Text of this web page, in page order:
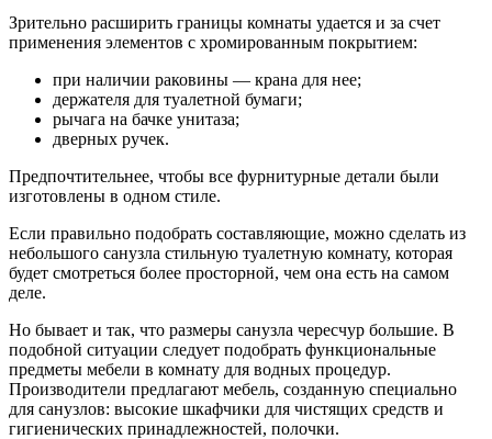
Зрительно расширить границы комнаты удается и за счет
применения элементов с хромированным покрытием:
при наличии раковины — крана для нее;
держателя для туалетной бумаги;
рычага на бачке унитаза;
дверных ручек.
Предпочтительнее, чтобы все фурнитурные детали были
изготовлены в одном стиле.
Если правильно подобрать составляющие, можно сделать из
небольшого санузла стильную туалетную комнату, которая
будет смотреться более просторной, чем она есть на самом
деле.
Но бывает и так, что размеры санузла чересчур большие. В
подобной ситуации следует подобрать функциональные
предметы мебели в комнату для водных процедур.
Производители предлагают мебель, созданную специально
для санузлов: высокие шкафчики для чистящих средств и
гигиенических принадлежностей, полочки.